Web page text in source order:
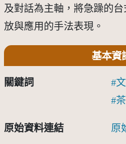
及對話為主軸，將急躁的
放與應用的手法表現。
基本資
關鍵詞
原始資料連結 原